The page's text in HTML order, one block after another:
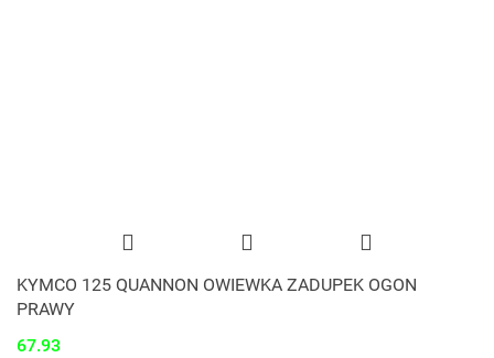
KYMCO 125 QUANNON OWIEWKA ZADUPEK OGON
PRAWY
67.93